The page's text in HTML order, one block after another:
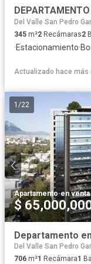
Del Valle San Pedro
345 m²2 Recámaras2
·Estacionamiento·
Actualizado hace más
1 /22
Apartamento·en venta
$
Del Valle San Pedro
706 m²1 Recámara1